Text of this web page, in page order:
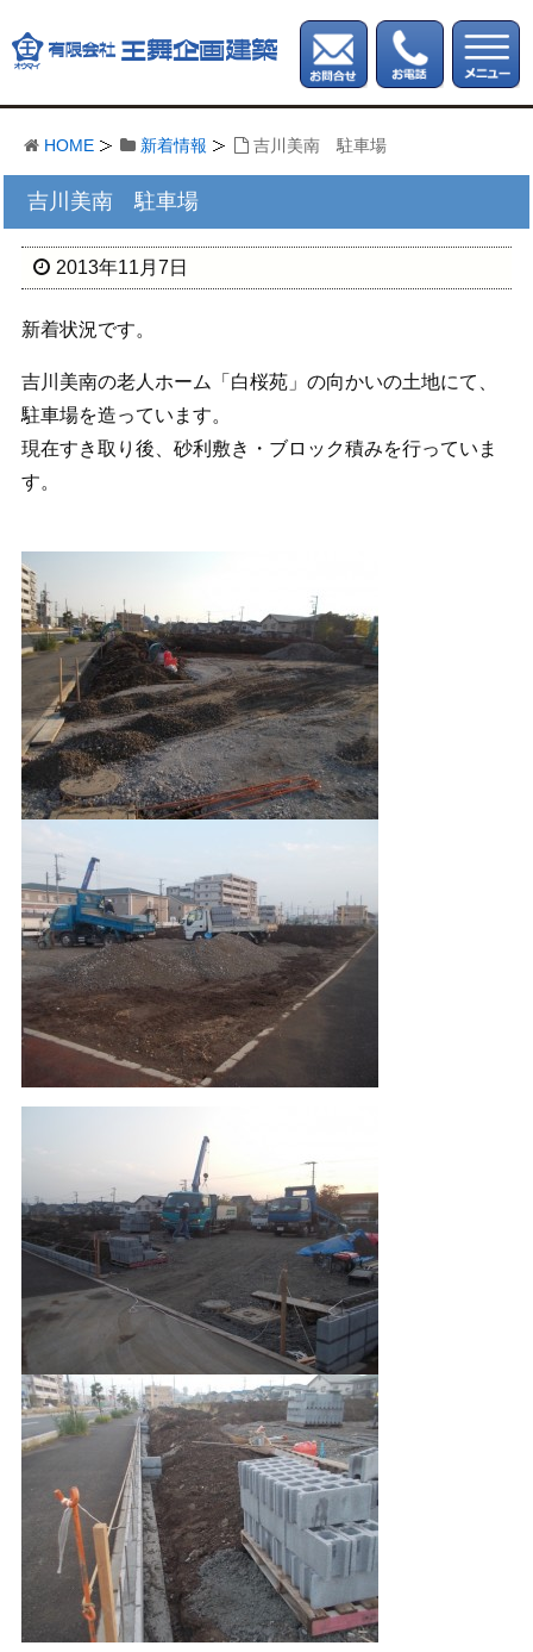
HOME 新着情報 吉川美南 駐車場
吉川美南 駐車場
2013年11月7日
新着状況です。
吉川美南の老人ホーム「白桜苑」の向かいの土地にて、
駐車場を造っています。
現在すき取り後、砂利敷き・ブロック積みを行っていま
す。